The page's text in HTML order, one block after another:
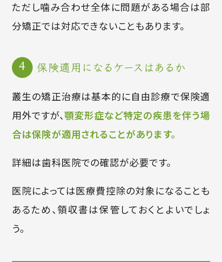
ただし噛み合わせ全体に問題がある場合は部
分矯正では対応できないこともあります。
保険適用になるケースはあるか
叢生の矯正治療は基本的に自由診療で保険適
用外ですが、顎変形症など特定の疾患を伴う場
合は保険が適用されることがあります。
詳細は歯科医院での確認が必要です。
医院によっては医療費控除の対象になることも
あるため、領収書は保管しておくとよいでしょ
う。